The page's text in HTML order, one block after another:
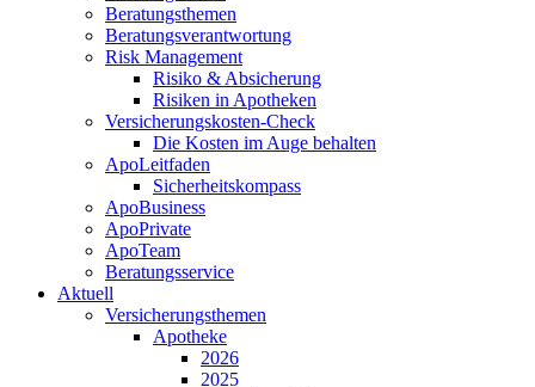
Beratungsthemen
Beratungsverantwortung
Risk Management
Risiko & Absicherung
Risiken in Apotheken
Versicherungskosten-Check
Die Kosten im Auge behalten
ApoLeitfaden
Sicherheitskompass
ApoBusiness
ApoPrivate
ApoTeam
Beratungsservice
Aktuell
Versicherungsthemen
Apotheke
2026
2025